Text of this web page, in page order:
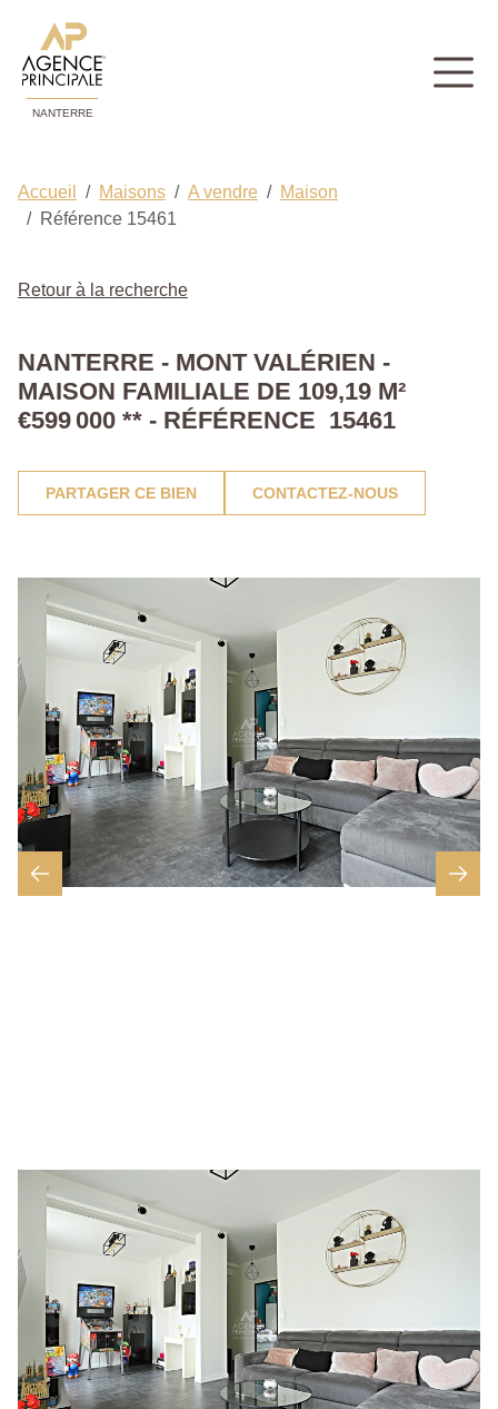
NANTERRE
Accueil Maisons A vendre
Maison
Référence 15461
Retour à la recherche
NANTERRE - MONT VALÉRIEN -
MAISON FAMILIALE DE 109,19 M²
€599 000 ** - RÉFÉRENCE 15461
PARTAGER CE BIEN CONTACTEZ-NOUS